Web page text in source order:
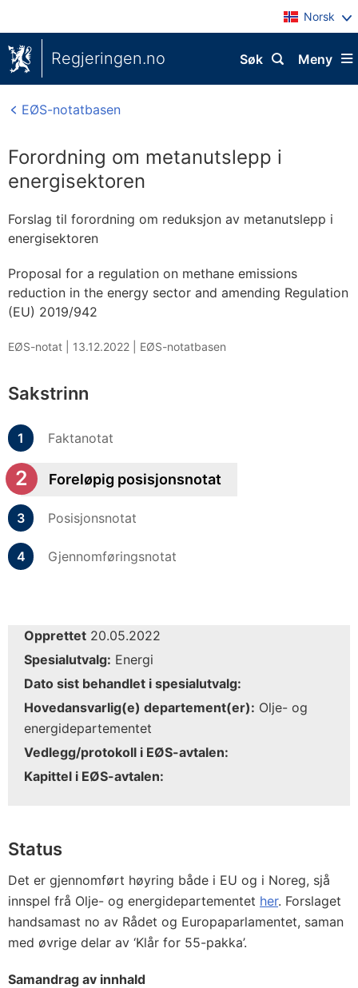
Norsk
Regjeringen.no Meny
Søk
EØS-notatbasen
Forordning om metanutslepp i
energisektoren
Forslag til forordning om reduksjon av metanutslepp i
energisektoren
Proposal for a regulation on methane emissions
reduction in the energy sector and amending Regulation
(EU) 2019/942
EØS-notat | 13.12.2022 EØS-notatbasen
Sakstrinn
Faktanotat
Foreløpig posisjonsnotat
Posisjonsnotat
Gjennomføringsnotat
Opprettet 20.05.2022
Spesialutvalg: Energi
Dato sist behandlet i spesialutvalg:
Hovedansvarlig(e) departement(er): Olje- og
energidepartementet
Vedlegg/protokoll i EØS-avtalen:
Kapittel i EØS-avtalen:
Status
Det er gjennomført høyring både i EU og i Noreg, sjå
innspel frå Olje- og energidepartementet her. Forslaget
handsamast no av Rådet og Europaparlamentet, saman
med øvrige delar av ‘Klår for 55-pakka’.
Samandrag av innhald